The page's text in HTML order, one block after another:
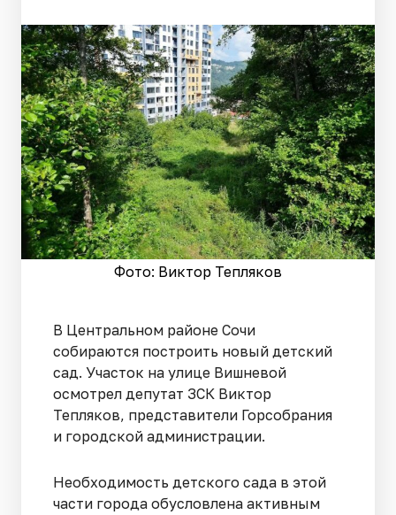
Фото: Виктор Тепляков
В Центральном районе Сочи
собираются построить новый детский
сад. Участок на улице Вишневой
осмотрел депутат ЗСК Виктор
Тепляков, представители Горсобрания
и городской администрации.
Необходимость детского сада в этой
части города обусловлена активным